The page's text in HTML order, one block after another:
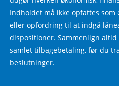
Indholdet må ikke opfattes
eller opfordring til at indgå
dispositioner. Sammenlign altid
samlet tilbagebetaling, før du
beslutninger.